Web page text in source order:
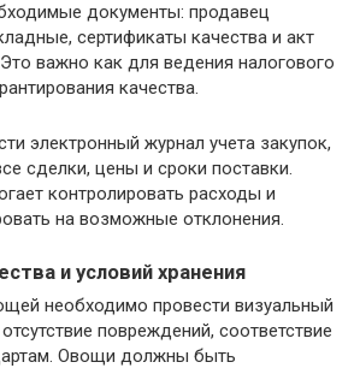
документы: продавец
сертификаты качества и акт
важно как для ведения налогового
качества.
электронный журнал учета закупок,
сделки, цены и сроки поставки.
контролировать расходы и
на возможные отклонения.
и условий хранения
необходимо провести визуальный
повреждений, соответствие
Овощи должны быть